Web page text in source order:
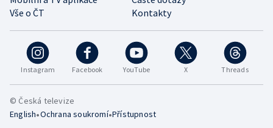
Instagram Facebook YouTube X Threads
Vše o ČT
Kontakty
© Česká televize
English•Ochrana soukromí•Přístupnost